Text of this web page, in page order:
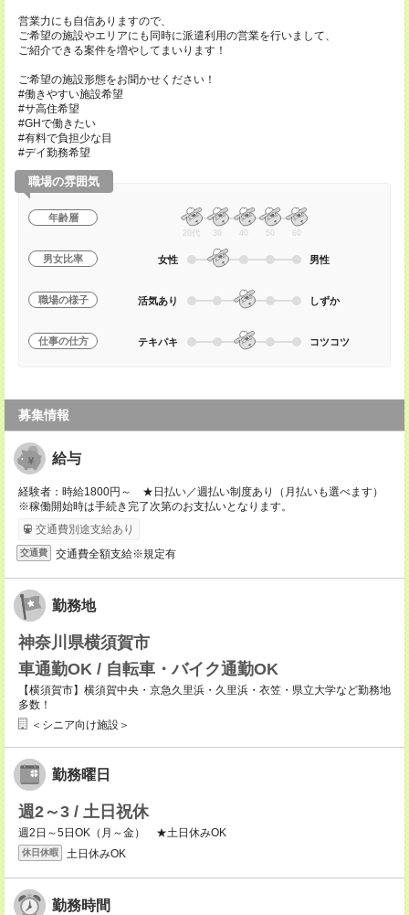
営業力にも自信ありますので、
ご希望の施設やエリアにも同時に派遣利用の営業を行いまして、
ご紹介できる案件を増やしてまいります！
ご希望の施設形態をお聞かせください！
#働きやすい施設希望
#サ高住希望
#GHで働きたい
#有料で負担少な目
#デイ勤務希望
職場の雰囲気
年齢層
20代 30 40 50 60
男女比率 女性 男性
職場の様子 活気あり しずか
仕事の仕方 テキパキ コツコツ
募集情報
給与
経験者：時給1800円～ ★日払い／週払い制度あり（月払いも選べます）
※稼働開始時は手続き完了次第のお支払いとなります。
交通費別途支給あり
交通費 交通費全額支給※規定有
勤務地
神奈川県横須賀市
車通勤OK / 自転車・バイク通勤OK
【横須賀市】横須賀中央・京急久里浜・久里浜・衣笠・県立大学など勤務地
多数！
＜シニア向け施設＞
勤務曜日
週2～3 / 土日祝休
週2日～5日OK（月～金） ★土日休みOK
休日休暇 土日休みOK
勤務時間